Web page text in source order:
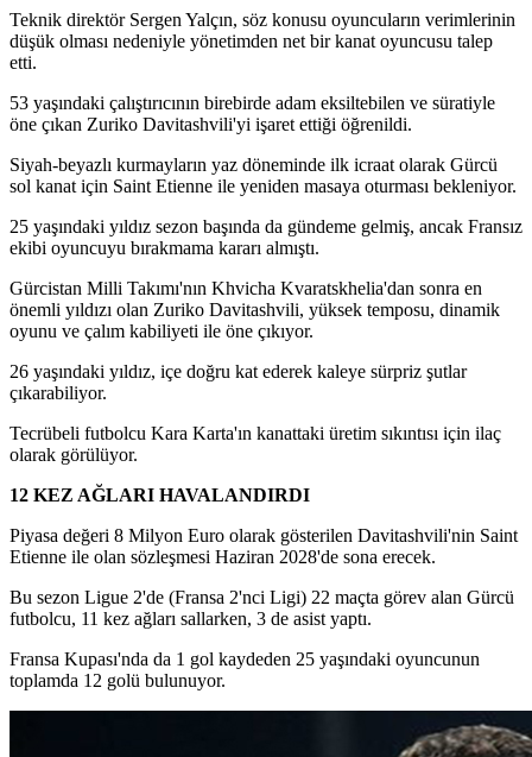
Teknik direktör Sergen Yalçın, söz konusu oyuncuların verimlerinin
düşük olması nedeniyle yönetimden net bir kanat oyuncusu talep
etti.
53 yaşındaki çalıştırıcının birebirde adam eksiltebilen ve süratiyle
öne çıkan Zuriko Davitashvili'yi işaret ettiği öğrenildi.
Siyah-beyazlı kurmayların yaz döneminde ilk icraat olarak Gürcü
sol kanat için Saint Etienne ile yeniden masaya oturması bekleniyor.
25 yaşındaki yıldız sezon başında da gündeme gelmiş, ancak Fransız
ekibi oyuncuyu bırakmama kararı almıştı.
Gürcistan Milli Takımı'nın Khvicha Kvaratskhelia'dan sonra en
önemli yıldızı olan Zuriko Davitashvili, yüksek temposu, dinamik
oyunu ve çalım kabiliyeti ile öne çıkıyor.
26 yaşındaki yıldız, içe doğru kat ederek kaleye sürpriz şutlar
çıkarabiliyor.
Tecrübeli futbolcu Kara Karta'ın kanattaki üretim sıkıntısı için ilaç
olarak görülüyor.
12 KEZ AĞLARI HAVALANDIRDI
Piyasa değeri 8 Milyon Euro olarak gösterilen Davitashvili'nin Saint
Etienne ile olan sözleşmesi Haziran 2028'de sona erecek.
Bu sezon Ligue 2'de (Fransa 2'nci Ligi) 22 maçta görev alan Gürcü
futbolcu, 11 kez ağları sallarken, 3 de asist yaptı.
Fransa Kupası'nda da 1 gol kaydeden 25 yaşındaki oyuncunun
toplamda 12 golü bulunuyor.